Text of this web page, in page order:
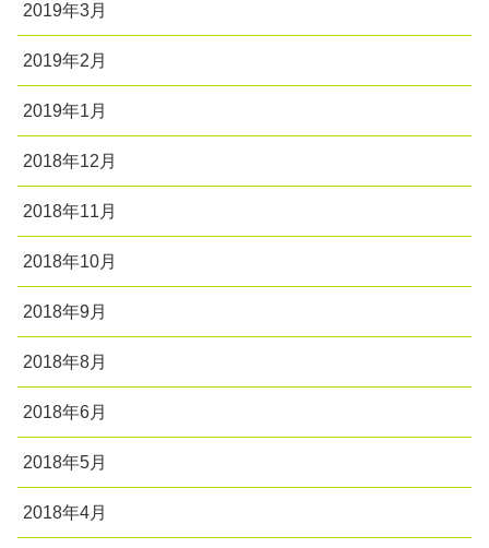
2019年3月
2019年2月
2019年1月
2018年12月
2018年11月
2018年10月
2018年9月
2018年8月
2018年6月
2018年5月
2018年4月